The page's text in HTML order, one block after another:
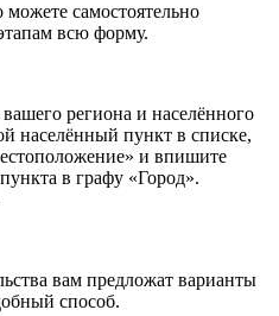
самостоятельно
всю форму.
региона и населённого
населённый пункт в списке,
и впишите
в графу «Город».
вам предложат варианты
способ.